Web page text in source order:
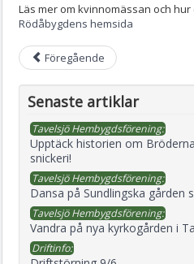
Läs mer om kvinnomässan och
Rödåbygdens hemsida
Föregående
Senaste artiklar
Tavelsjö Hembygdsförening:
Upptäck historien om
snickeri!
Tavelsjö Hembygdsförening:
Dansa på Sundlingska gården
Tavelsjö Hembygdsförening:
Vandra på nya kyrkogården i
Driftinfo: